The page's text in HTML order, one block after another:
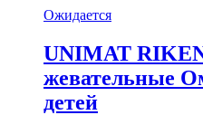
Ожидается
UNIMAT
жевательные
детей